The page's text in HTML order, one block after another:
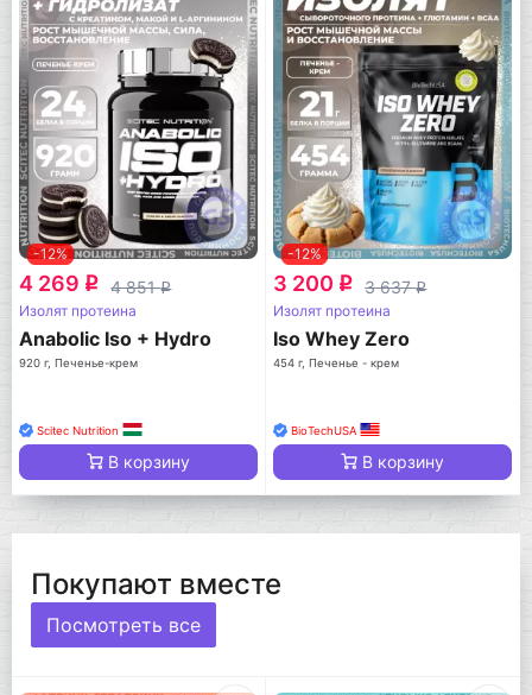
-12%
4 269 q 4 851q
Изолят протеина
Anabolic Iso + Hydro
920 г, Печенье-крем
Scitec Nutrition
В корзину
-12%
3 200 q 3 637q
Изолят протеина
Iso Whey Zero
454 г, Печенье - крем
BioTechUSA
В корзину
Покупают вместе
Посмотреть все